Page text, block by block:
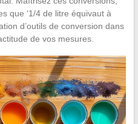
que ‘1/4 de litre équivaut à
d’outils de conversion dans
de vos mesures.